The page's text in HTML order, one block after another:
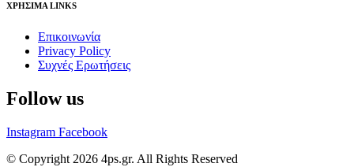
ΧΡΗΣΙΜΑ LINKS
Επικοινωνία
Privacy Policy
Συχνές Ερωτήσεις
Follow us
Instagram Facebook
© Copyright 2026 4ps.gr. All Rights Reserved